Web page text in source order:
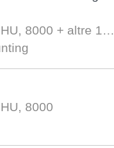
8000 + altre 1…
8000